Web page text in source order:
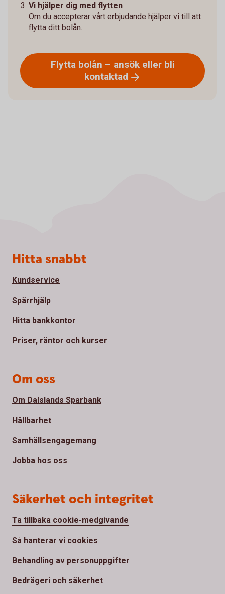
Vi hjälper dig med flytten
Om du accepterar vårt erbjudande hjälper vi till att
flytta ditt bolån.
Flytta bolån – ansök eller bli
kontaktad
Sidfot
Hitta snabbt
Kundservice
Spärrhjälp
Hitta bankkontor
Priser, räntor och kurser
Om oss
Om Dalslands Sparbank
Hållbarhet
Samhällsengagemang
Jobba hos oss
Säkerhet och integritet
Ta tillbaka cookie-medgivande
Så hanterar vi cookies
Behandling av personuppgifter
Bedrägeri och säkerhet